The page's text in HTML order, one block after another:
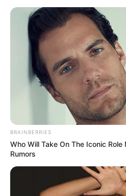
Langka Banget! 10 Pose
Katak yang Bikin Ketawa
Gemes
Ambyar! 10 Kalimat
Pakai Bahasa Jawa Ini
Galau Abis
BRAINBERRIES
Who Will Take On The Iconic Role
Rumors